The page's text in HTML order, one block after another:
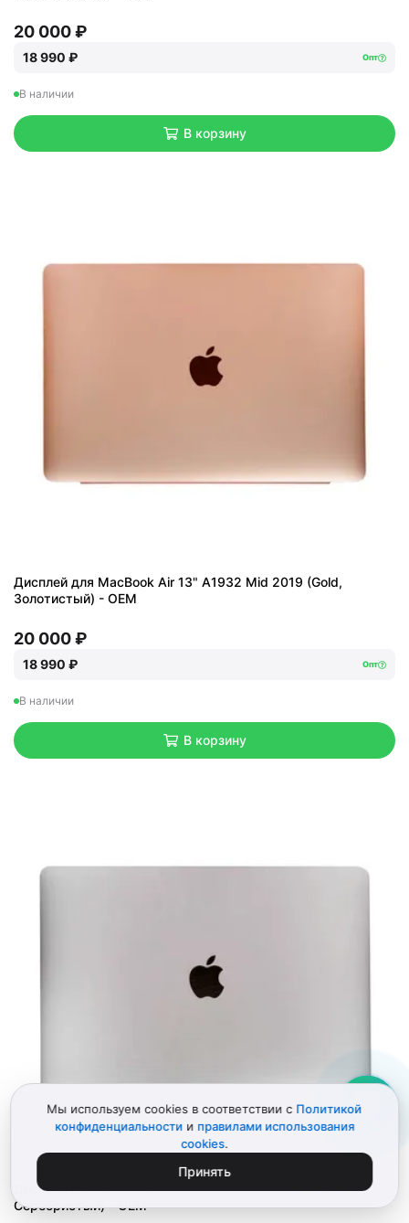
20 000 ₽
18 990 ₽ Опт
В наличии
В корзину
Дисплей для MacBook Air 13" A1932 Mid 2019 (Gold,
Золотистый) - OEM
20 000 ₽
18 990 ₽ Опт
В наличии
В корзину
Дисплей для MacBook Air 13" A1932 Mid 2019 (Silver,
Серебристый) - OEM
Мы используем cookies в соответствии с Политикой
конфиденциальности и правилами использования
cookies.
Принять